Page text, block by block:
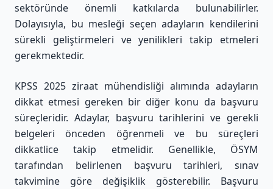
sektöründe önemli katkılarda bulunabilirler.
Dolayısıyla, bu mesleği seçen adayların kendilerini
sürekli geliştirmeleri ve yenilikleri takip etmeleri
gerekmektedir.
KPSS 2025 ziraat mühendisliği alımında adayların
dikkat etmesi gereken bir diğer konu da başvuru
süreçleridir. Adaylar, başvuru tarihlerini ve gerekli
belgeleri önceden öğrenmeli ve bu süreçleri
dikkatlice takip etmelidir. Genellikle, ÖSYM
tarafından belirlenen başvuru tarihleri, sınav
takvimine göre değişiklik gösterebilir. Başvuru